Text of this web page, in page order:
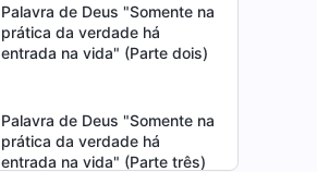
Palavra de Deus "Somente na
prática da verdade há
entrada na vida" (Parte dois)
Palavra de Deus "Somente na
prática da verdade há
entrada na vida" (Parte três)